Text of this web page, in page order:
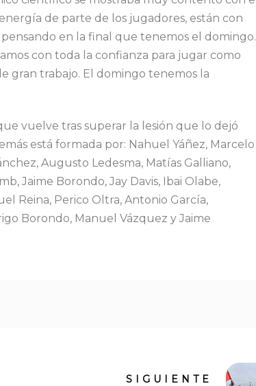
de parte de los jugadores, están con
en la final que tenemos el domingo.
con toda la confianza para jugar como
gran trabajo. El domingo tenemos la
vuelve tras superar la lesión que lo dejó
está formada por: Nahuel Yáñez, Marcelo
Augusto Ledesma, Matías Galliano,
Jaime Borondo, Jay Davis, Ibai Olabe,
Reina, Perico Oltra, Antonio García,
Borondo, Manuel Vázquez y Jaime
SIGUIENTE